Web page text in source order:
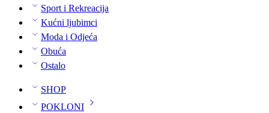
Sport i Rekreacija
Kućni ljubimci
Moda i Odjeća
Obuća
Ostalo
SHOP
POKLONI